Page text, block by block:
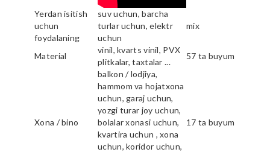
Yerdan isitish
uchun
foydalaning
suv uchun, barcha
turlar uchun, elektr
uchun
mix
Material
vinil, kvarts vinil, PVX
plitkalar, taxtalar ...
57 ta buyum
Xona / bino
balkon / lodjiya,
hammom va hojatxona
uchun, garaj uchun,
yozgi turar joy uchun,
bolalar xonasi uchun,
kvartira uchun , xona
uchun, koridor uchun,
17 ta buyum